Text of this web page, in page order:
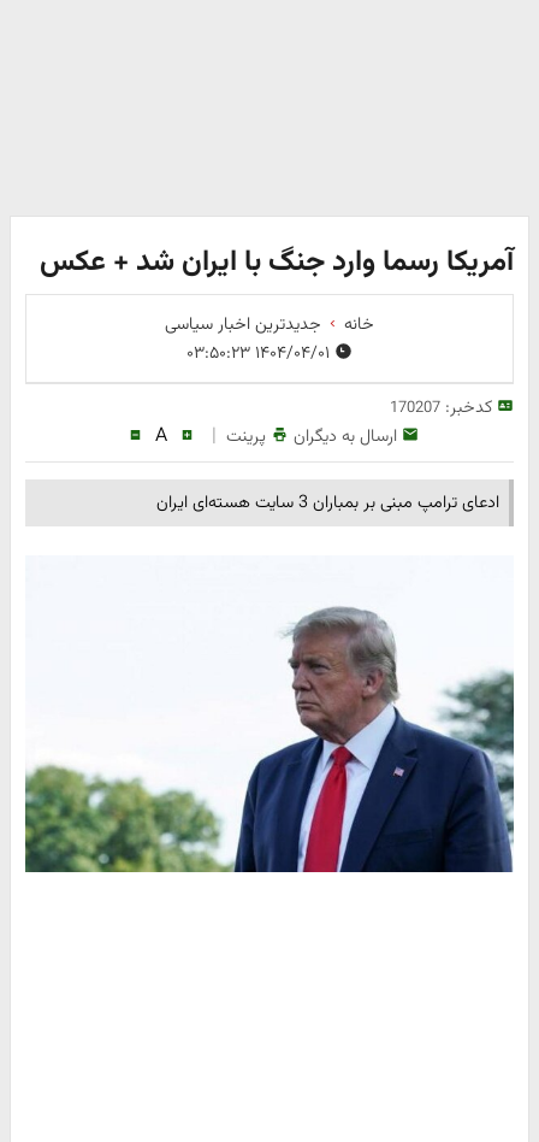
آمریکا رسما وارد جنگ با ایران شد + عکس
خانه
جدیدترین اخبار سیاسی
کدخبر:170207
ارسال به دیگران پرینت |
A
ادعای ترامپ مبنی بر بمباران 3 سایت هسته‌ای ایران